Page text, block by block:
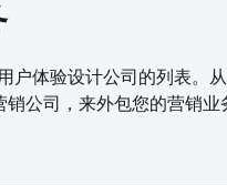
户体验设计公司的列表。
公司，来外包您的营销业